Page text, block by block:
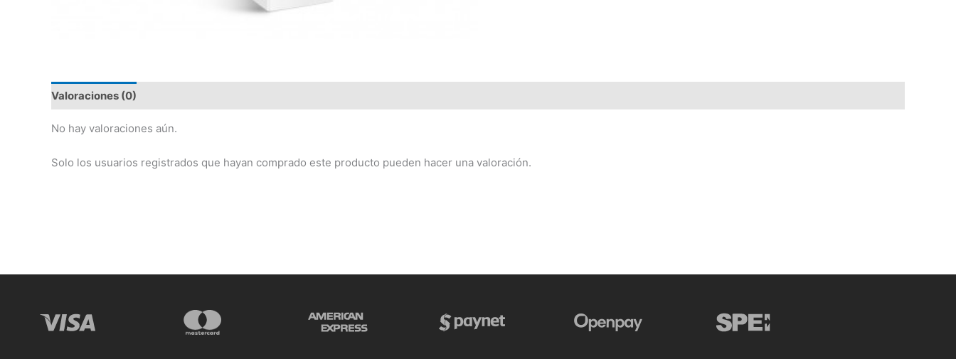
Valoraciones (0)
No hay valoraciones aún.
Solo los usuarios registrados que hayan comprado este producto pueden hacer una valoración.